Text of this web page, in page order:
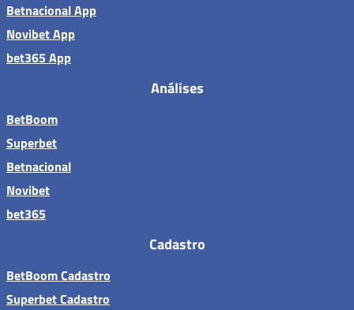
Betnacional App
Novibet App
bet365 App
Análises
BetBoom
Superbet
Betnacional
Novibet
bet365
Cadastro
BetBoom Cadastro
Superbet Cadastro